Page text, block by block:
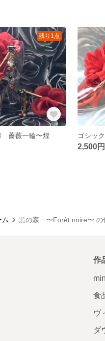
残り1点
薔薇一輪〜煌 ゴシッ
2,500円
ム 黒の森 〜Forêt noire〜 の
作
食
ヴ
ダ